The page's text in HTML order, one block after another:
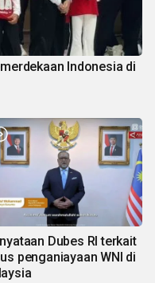
Indonesia di
Dubes RI terkait
penganiayaan WNI di